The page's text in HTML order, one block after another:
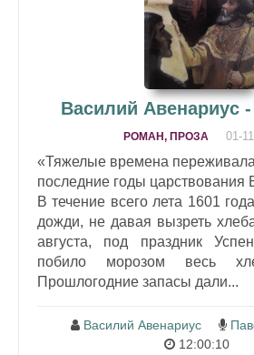
Василий Авенариус
РОМАН, ПРОЗА 01-
«Тяжелые времена
последние годы царствования
В течение всего лета 1601
дожди, не давая вызреть
августа, под праздник
побило морозом весь
Прошлогодние запасы дали...
Василий Авенариус
12:00:10